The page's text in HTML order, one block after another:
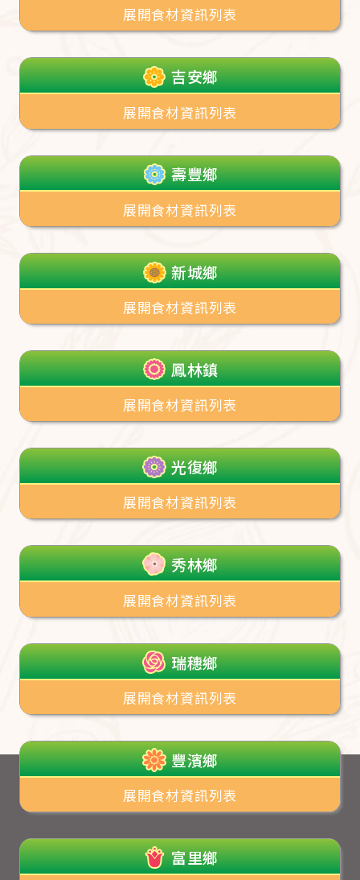
展開食材資訊列表
吉安鄉
展開食材資訊列表
壽豐鄉
展開食材資訊列表
新城鄉
展開食材資訊列表
鳳林鎮
展開食材資訊列表
光復鄉
展開食材資訊列表
秀林鄉
展開食材資訊列表
瑞穗鄉
展開食材資訊列表
豐濱鄉
展開食材資訊列表
富里鄉